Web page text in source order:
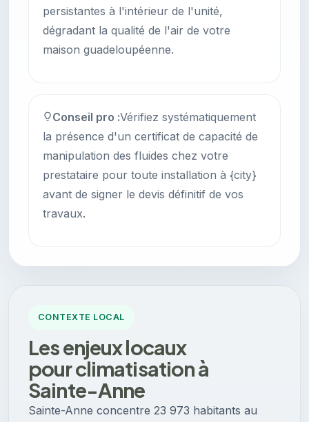
persistantes à l'intérieur de l'unité,
dégradant la qualité de l'air de votre
maison guadeloupéenne.
Conseil pro :Vérifiez systématiquement
la présence d'un certificat de capacité de
manipulation des fluides chez votre
prestataire pour toute installation à {city}
avant de signer le devis définitif de vos
travaux.
CONTEXTE LOCAL
Les enjeux locaux
pour climatisation à
Sainte-Anne
Sainte-Anne concentre 23 973 habitants au